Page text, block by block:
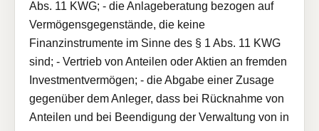
Abs. 11 KWG; - die Anlageberatung bezogen auf
Vermögensgegenstände, die keine
Finanzinstrumente im Sinne des § 1 Abs. 11 KWG
sind; - Vertrieb von Anteilen oder Aktien an fremden
Investmentvermögen; - die Abgabe einer Zusage
gegenüber dem Anleger, dass bei Rücknahme von
Anteilen und bei Beendigung der Verwaltung von in